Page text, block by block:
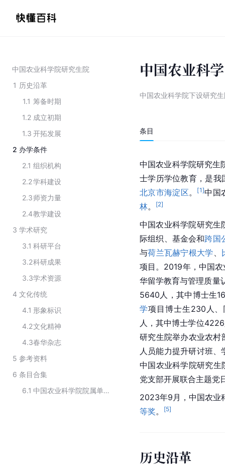
中国农业科学院研究生院
1 历史沿革
1.1 筹备时期
1.2 成立初期
1.3 开拓发展
2 办学条件
2.1 组织机构
2.2学科建设
2.3师资力量
2.4教学建设
3 学术研究
3.1 科研平台
3.2科研成果
3.3学术资源
4 文化传统
4.1 形象标识
4.2文化精神
4.3春华杂志
5 参考资料
6 条目合集
6.1
中国农业科学院院属单位（京区单位）
中国农业科
中国农业科学院下设研究
条目
中国农业科学院研究生
士学历学位教育，是我
北京市海淀区。 [1]中国
林。 [2]
中国农业科学院研究
际组织、基金会和跨国
与荷兰瓦赫宁根大学
项目。2019年，中国
华留学教育与管理质量
5640人，其中博士生
学项目博士生230人
人，其中博士学位
研究生院举办农业农村
人员能力提升研讨班
中国农业科学院研究生
党支部开展联合主题党
2023年9月，中国农业
等奖。 [5]
历史沿革